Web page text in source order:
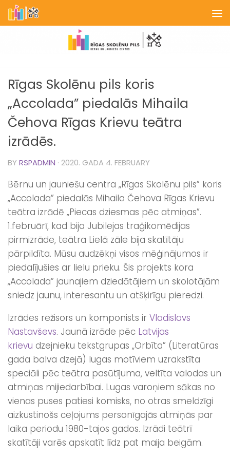
Skip to content
Rīgas Skolēnu pils koris
„Accolada” piedalās Mihaila
Čehova Rīgas Krievu teātra
izrādēs.
BY RSPADMIN · 2020. GADA 4. FEBRUARY
Bērnu un jauniešu centra „Rīgas Skolēnu pils” koris
„Accolada” piedalās Mihaila Čehova Rīgas Krievu
teātra izrādē „Piecas dziesmas pēc atmiņas”.
1.februārī, kad bija Jubilejas traģikomēdijas
pirmizrāde, teātra Lielā zāle bija skatītāju
pārpildīta. Mūsu audzēkņi visos mēģinājumos ir
piedalījušies ar lielu prieku. Šis projekts kora
„Accolada” jaunajiem dziedātājiem un skolotājām
sniedz jaunu, interesantu un atšķirīgu pieredzi.
Izrādes režisors un komponists ir Vladislavs
Nastavševs. Jaunā izrāde pēc Latvijas
krievu dzejnieku tekstgrupas „Orbīta” (Literatūras
gada balva dzejā) lugas motīviem uzrakstīta
speciāli pēc teātra pasūtījuma, veltīta valodas un
atmiņas mijiedarbībai. Lugas varoņiem sākas no
vienas puses patiesi komisks, no otras smeldzīgi
aizkustinošs ceļojums personīgajās atmiņās par
laika periodu 1980-tajos gados. Izrādi teātrī
skatītāji varēs apskatīt līdz pat maija beigām.